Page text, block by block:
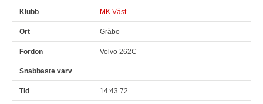
MK Väst
Gråbo
Volvo 262C
14:43.72